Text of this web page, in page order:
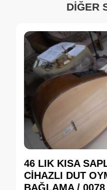
DİĞER
46 LIK KISA
CİHAZLI DUT
BAĞLAMA / 0078